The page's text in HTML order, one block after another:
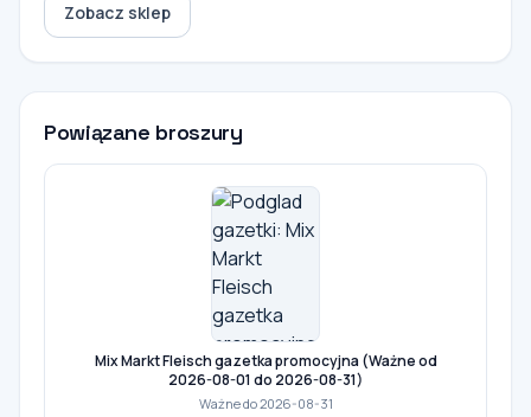
Zobacz sklep
Powiązane broszury
Mix Markt Fleisch gazetka promocyjna (Ważne od
2026-08-01 do 2026-08-31)
Ważne do 2026-08-31